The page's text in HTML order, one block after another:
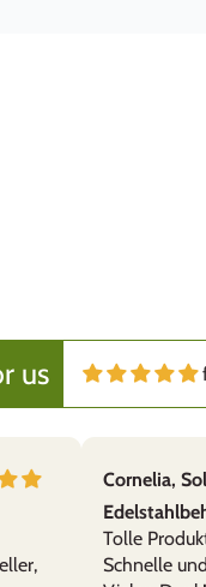
reinigen, bruchsicher.
us
Cornelia,
Tolle
Schnelle